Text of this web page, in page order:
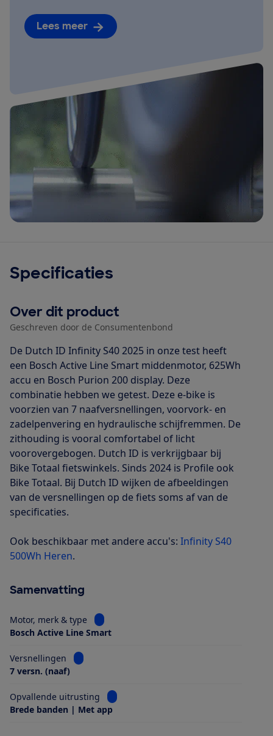
Lees meer
Specificaties
Over dit product
Geschreven door de Consumentenbond
De Dutch ID Infinity S40 2025 in onze test heeft
een Bosch Active Line Smart middenmotor, 625Wh
accu en Bosch Purion 200 display. Deze
combinatie hebben we getest. Deze e-bike is
voorzien van 7 naafversnellingen, voorvork- en
zadelpenvering en hydraulische schijfremmen. De
zithouding is vooral comfortabel of licht
voorovergebogen. Dutch ID is verkrijgbaar bij
Bike Totaal fietswinkels. Sinds 2024 is Profile ook
Bike Totaal. Bij Dutch ID wijken de afbeeldingen
van de versnellingen op de fiets soms af van de
specificaties.
Ook beschikbaar met andere accu's: Infinity S40
500Wh Heren.
Samenvatting
Motor, merk & type
Bekijk informatie voor Motor, merk & type
Bosch Active Line Smart
Versnellingen
Bekijk informatie voor Versnellingen
7 versn. (naaf)
Opvallende uitrusting
Bekijk informatie voor Opvallende
Brede banden | Met app